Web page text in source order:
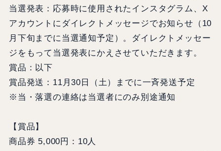
当選発表：応募時に使用されたインスタグラム、X
アカウントにダイレクトメッセージでお知らせ（10
月下旬までに当選通知予定）。ダイレクトメッセー
ジをもって当選発表にかえさせていただきます。
賞品：以下
賞品発送：11月30日（土）までに一斉発送予定
※当・落選の連絡は当選者にのみ別途通知
【賞品】
商品券 5,000円：10人